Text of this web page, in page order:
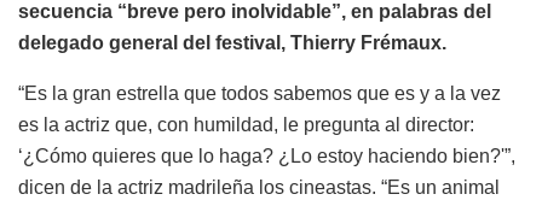
secuencia “breve pero inolvidable”, en palabras del
delegado general del festival, Thierry Frémaux.
“Es la gran estrella que todos sabemos que es y a la vez
es la actriz que, con humildad, le pregunta al director:
‘¿Cómo quieres que lo haga? ¿Lo estoy haciendo bien?'”,
dicen de la actriz madrileña los cineastas. “Es un animal